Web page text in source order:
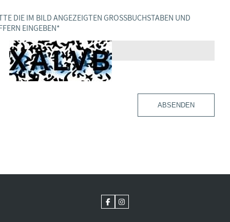
DIE IM BILD ANGEZEIGTEN GROSSBUCHSTABEN UND Z
EINGEBEN *
ABSENDEN